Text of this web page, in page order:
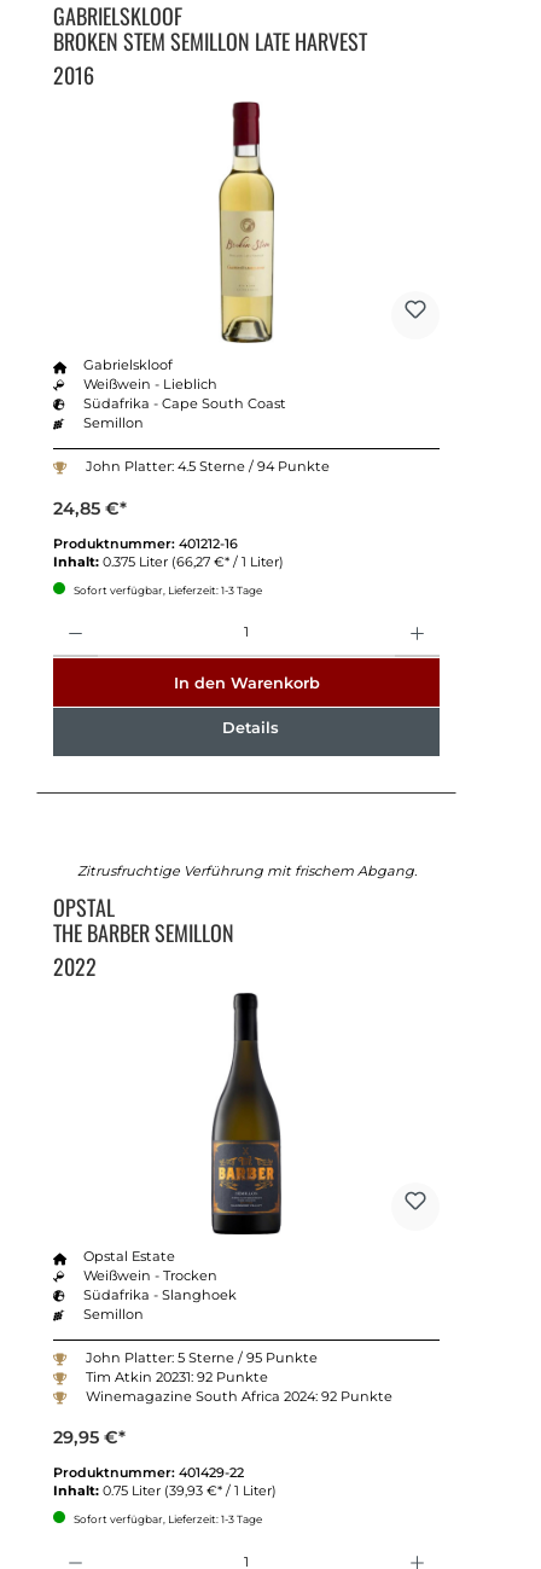
GABRIELSKLOOF
BROKEN STEM SEMILLON LATE HARVEST
2016
Gabrielskloof
Weißwein - Lieblich
Südafrika - Cape South Coast
Semillon
John Platter: 4.5 Sterne / 94 Punkte
24,85 €*
Produktnummer: 401212-16
Inhalt: 0.375 Liter (66,27 €* / 1 Liter)
Sofort verfügbar, Lieferzeit: 1-3 Tage
In den Warenkorb
Details
Zitrusfruchtige Verführung mit frischem Abgang.
OPSTAL
THE BARBER SEMILLON
2022
Opstal Estate
Weißwein - Trocken
Südafrika - Slanghoek
Semillon
John Platter: 5 Sterne / 95 Punkte
Tim Atkin 20231: 92 Punkte
Winemagazine South Africa 2024: 92 Punkte
29,95 €*
Produktnummer: 401429-22
Inhalt: 0.75 Liter (39,93 €* / 1 Liter)
Sofort verfügbar, Lieferzeit: 1-3 Tage